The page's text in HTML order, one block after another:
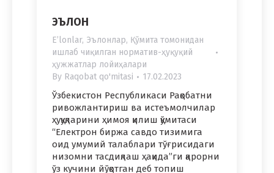
ЭЪЛОН
Eʼlonlar, Эълонлар, Қўмита томонидан
ишлаб чиқилган норматив-ҳуқуқий
ҳужжатлар лойиҳалари
By Raqobat qo'mitasi 17.02.2023
Ўзбекистон Республикаси Рақобатни
ривожлантириш ва истеъмолчилар
ҳуқуқларини ҳимоя қилиш қўмитаси
“Електрон биржа савдо тизимига
оид умумий талаблари тўғрисидаги
низомни тасдиқлаш ҳақида”ги қарорни
ўз кучини йўқотган деб топиш